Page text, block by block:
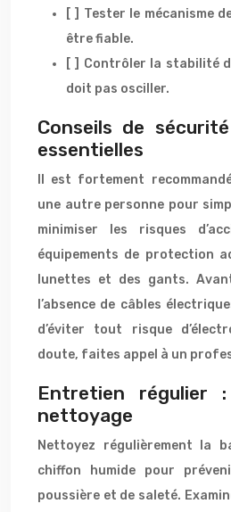
[ ] Tester le mécanisme
être fiable.
[ ] Contrôler la stabilité
doit pas osciller.
Conseils de
essentielles
Il est fortement
une autre personne pour
minimiser les risques
équipements de protection
lunettes et des gants.
l’absence de câbles
d’éviter tout risque
doute, faites appel à un
Entretien régulier
nettoyage
Nettoyez régulièrement la
chiffon humide pour
poussière et de saleté.